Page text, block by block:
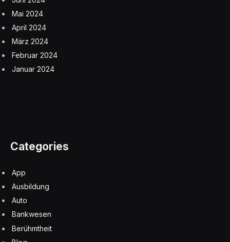
Mai 2024
April 2024
März 2024
Februar 2024
Januar 2024
Categories
App
Ausbildung
Auto
Bankwesen
Berühmtheit